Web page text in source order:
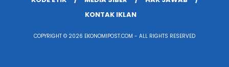
KONTAK IKLAN
COPYRIGHT © 2026 EKONOMIPOST.COM - ALL RIGHTS RESERVED